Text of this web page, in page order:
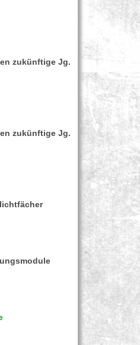
zukünftige Jg.
zukünftige Jg.